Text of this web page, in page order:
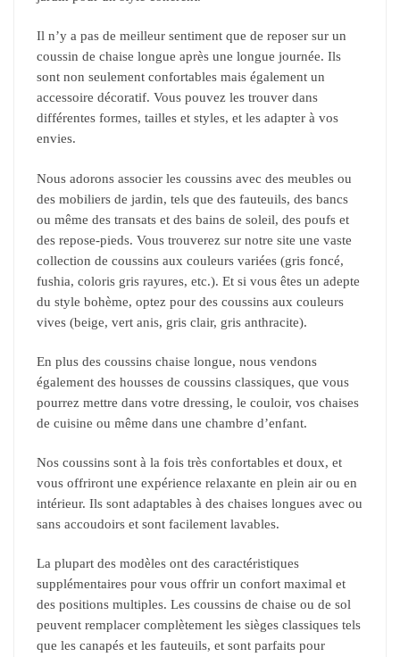
Il n’y a pas de meilleur sentiment que de reposer sur un
coussin de chaise longue après une longue journée. Ils
sont non seulement confortables mais également un
accessoire décoratif. Vous pouvez les trouver dans
différentes formes, tailles et styles, et les adapter à vos
envies.
Nous adorons associer les coussins avec des meubles ou
des mobiliers de jardin, tels que des fauteuils, des bancs
ou même des transats et des bains de soleil, des poufs et
des repose-pieds. Vous trouverez sur notre site une vaste
collection de coussins aux couleurs variées (gris foncé,
fushia, coloris gris rayures, etc.). Et si vous êtes un adepte
du style bohème, optez pour des coussins aux couleurs
vives (beige, vert anis, gris clair, gris anthracite).
En plus des coussins chaise longue, nous vendons
également des housses de coussins classiques, que vous
pourrez mettre dans votre dressing, le couloir, vos chaises
de cuisine ou même dans une chambre d’enfant.
Nos coussins sont à la fois très confortables et doux, et
vous offriront une expérience relaxante en plein air ou en
intérieur. Ils sont adaptables à des chaises longues avec ou
sans accoudoirs et sont facilement lavables.
La plupart des modèles ont des caractéristiques
supplémentaires pour vous offrir un confort maximal et
des positions multiples. Les coussins de chaise ou de sol
peuvent remplacer complètement les sièges classiques tels
que les canapés et les fauteuils, et sont parfaits pour